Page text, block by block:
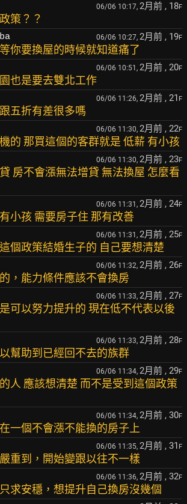
06/06 10:17, 2月前 , 18F
策？？
06/06 10:27, 2月前 , 19F
你要換屋的時候就知道痛了
06/06 10:51, 2月前 , 20F
也是要去雙北工作
06/06 11:26, 2月前 , 21 F
五折有差很多嗎
06/06 11:30, 2月前 , 22F
的 那買這個的客群就是 低薪 有小孩
06/06 11:30, 2月前 , 23F
房不會漲無法增貸 無法換屋 怎麼看
06/06 11:31, 2月前 , 24F
小孩 需要房子住 那有改善
06/06 11:31, 2月前 , 25F
個政策結婚生子的 自己要想清楚
06/06 11:32, 2月前 , 26F
，能力條件應該不會換房
06/06 11:33, 2月前 , 27F
可以努力提升的 現在低不代表以後
06/06 11:33, 2月前 , 28F
幫助到已經回不去的族群
06/06 11:34, 2月前 , 29F
人 應該想清楚 而不是受到這個政策
06/06 11:34, 2月前 , 30F
一個不會漲不能換的房子上
06/06 11:35, 2月前 , 31 F
重到，開始變跟以往不一樣
06/06 11:36, 2月前 , 32F
求安穩，想提升自己換房沒幾個